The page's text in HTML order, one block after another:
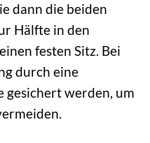
dann die beiden
Hälfte in den
festen Sitz. Bei
durch eine
gesichert werden, um